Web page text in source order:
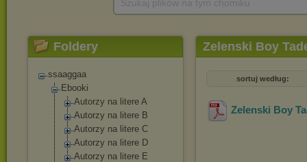
Foldery
ssaaggaa
Ebooki
Autorzy na litere A
Autorzy na litere B
Autorzy na litere C
Autorzy na litere D
Autorzy na litere E
Zelenski Boy
sortuj według:
Zelenski Boy